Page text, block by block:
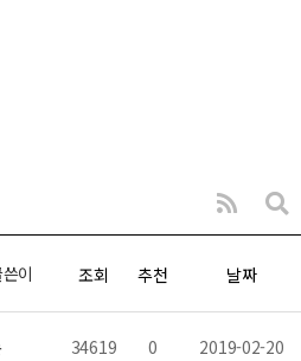
이 조회 추천 날짜
34619 0 2019-02-20